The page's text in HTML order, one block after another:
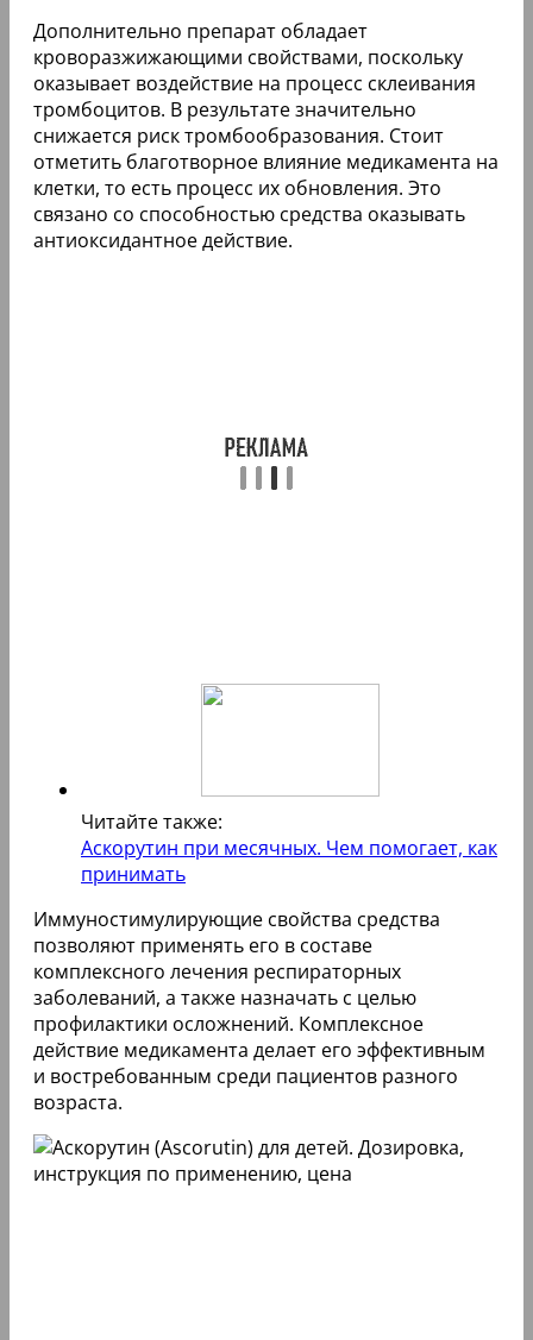
Дополнительно препарат обладает
кроворазжижающими свойствами, поскольку
оказывает воздействие на процесс склеивания
тромбоцитов. В результате значительно
снижается риск тромбообразования. Стоит
отметить благотворное влияние медикамента на
клетки, то есть процесс их обновления. Это
связано со способностью средства оказывать
антиоксидантное действие.
Читайте также:
Аскорутин при месячных. Чем помогает, как
принимать
Иммуностимулирующие свойства средства
позволяют применять его в составе
комплексного лечения респираторных
заболеваний, а также назначать с целью
профилактики осложнений. Комплексное
действие медикамента делает его эффективным
и востребованным среди пациентов разного
возраста.